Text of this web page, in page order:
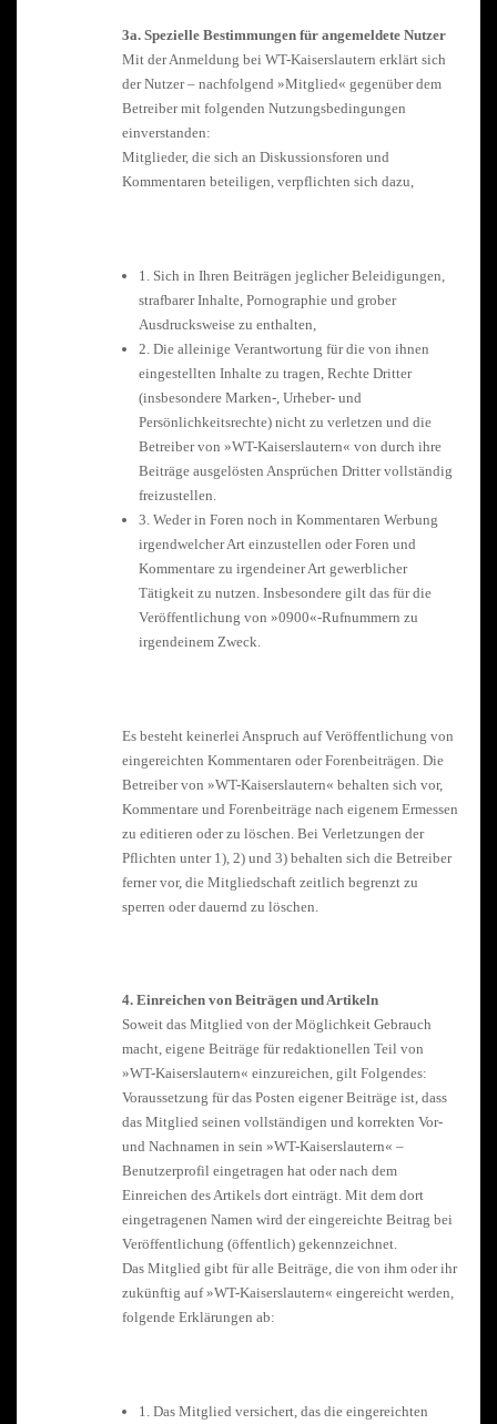
3a. Spezielle Bestimmungen für angemeldete Nutzer
Mit der Anmeldung bei WT-Kaiserslautern erklärt sich
der Nutzer – nachfolgend »Mitglied« gegenüber dem
Betreiber mit folgenden Nutzungsbedingungen
einverstanden:
Mitglieder, die sich an Diskussionsforen und
Kommentaren beteiligen, verpflichten sich dazu,
1. Sich in Ihren Beiträgen jeglicher Beleidigungen,
strafbarer Inhalte, Pornographie und grober
Ausdrucksweise zu enthalten,
2. Die alleinige Verantwortung für die von ihnen
eingestellten Inhalte zu tragen, Rechte Dritter
(insbesondere Marken-, Urheber- und
Persönlichkeitsrechte) nicht zu verletzen und die
Betreiber von »WT-Kaiserslautern« von durch ihre
Beiträge ausgelösten Ansprüchen Dritter vollständig
freizustellen.
3. Weder in Foren noch in Kommentaren Werbung
irgendwelcher Art einzustellen oder Foren und
Kommentare zu irgendeiner Art gewerblicher
Tätigkeit zu nutzen. Insbesondere gilt das für die
Veröffentlichung von »0900«-Rufnummern zu
irgendeinem Zweck.
Es besteht keinerlei Anspruch auf Veröffentlichung von
eingereichten Kommentaren oder Forenbeiträgen. Die
Betreiber von »WT-Kaiserslautern« behalten sich vor,
Kommentare und Forenbeiträge nach eigenem Ermessen
zu editieren oder zu löschen. Bei Verletzungen der
Pflichten unter 1), 2) und 3) behalten sich die Betreiber
ferner vor, die Mitgliedschaft zeitlich begrenzt zu
sperren oder dauernd zu löschen.
4. Einreichen von Beiträgen und Artikeln
Soweit das Mitglied von der Möglichkeit Gebrauch
macht, eigene Beiträge für redaktionellen Teil von
»WT-Kaiserslautern« einzureichen, gilt Folgendes:
Voraussetzung für das Posten eigener Beiträge ist, dass
das Mitglied seinen vollständigen und korrekten Vor-
und Nachnamen in sein »WT-Kaiserslautern« –
Benutzerprofil eingetragen hat oder nach dem
Einreichen des Artikels dort einträgt. Mit dem dort
eingetragenen Namen wird der eingereichte Beitrag bei
Veröffentlichung (öffentlich) gekennzeichnet.
Das Mitglied gibt für alle Beiträge, die von ihm oder ihr
zukünftig auf »WT-Kaiserslautern« eingereicht werden,
folgende Erklärungen ab:
1. Das Mitglied versichert, das die eingereichten